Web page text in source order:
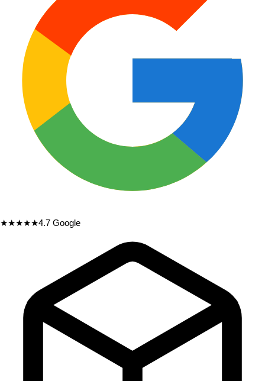
★★★★★4.7 Google